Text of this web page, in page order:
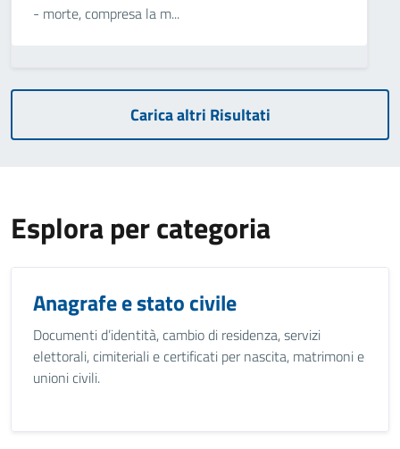
- morte, compresa la m...
Carica altri Risultati
Esplora per categoria
Anagrafe e stato civile
Documenti d’identità, cambio di residenza, servizi
elettorali, cimiteriali e certificati per nascita, matrimoni e
unioni civili.